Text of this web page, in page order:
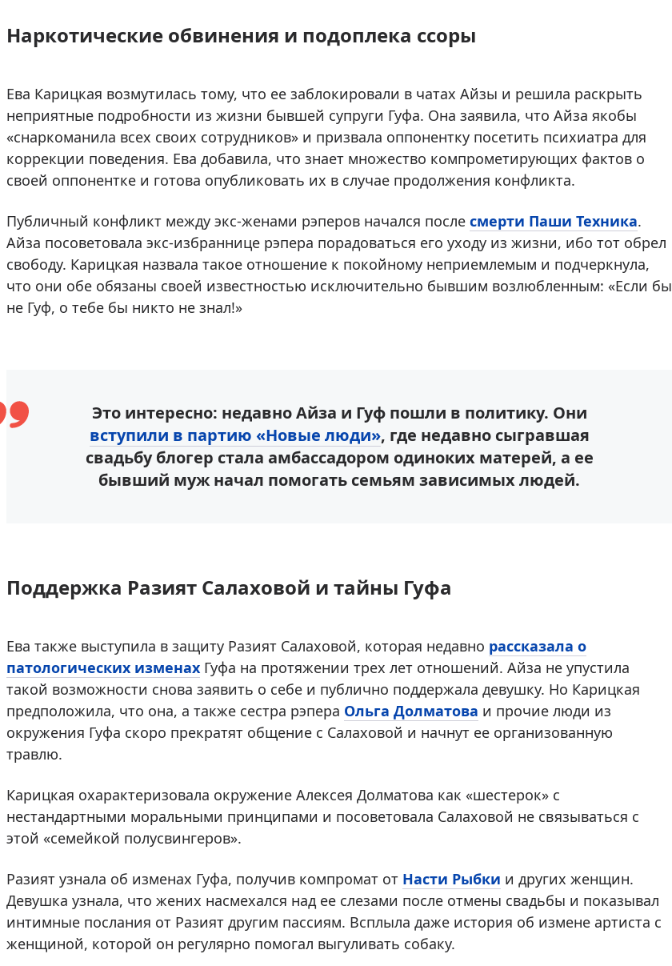
Наркотические обвинения и подоплека ссоры
Ева Карицкая возмутилась тому, что ее заблокировали в чатах Айзы и решила раскрыть
неприятные подробности из жизни бывшей супруги Гуфа. Она заявила, что Айза якобы
«снаркоманила всех своих сотрудников» и призвала оппонентку посетить психиатра для
коррекции поведения. Ева добавила, что знает множество компрометирующих фактов о
своей оппонентке и готова опубликовать их в случае продолжения конфликта.
Публичный конфликт между экс-женами рэперов начался после смерти Паши Техника.
Айза посоветовала экс-избраннице рэпера порадоваться его уходу из жизни, ибо тот обрел
свободу. Карицкая назвала такое отношение к покойному неприемлемым и подчеркнула,
что они обе обязаны своей известностью исключительно бывшим возлюбленным: «Если бы
не Гуф, о тебе бы никто не знал!»
Это интересно: недавно Айза и Гуф пошли в политику. Они
вступили в партию «Новые люди», где недавно сыгравшая
свадьбу блогер стала амбассадором одиноких матерей, а ее
бывший муж начал помогать семьям зависимых людей.
Поддержка Разият Салаховой и тайны Гуфа
Ева также выступила в защиту Разият Салаховой, которая недавно рассказала о
патологических изменах Гуфа на протяжении трех лет отношений. Айза не упустила
такой возможности снова заявить о себе и публично поддержала девушку. Но Карицкая
предположила, что она, а также сестра рэпера Ольга Долматова и прочие люди из
окружения Гуфа скоро прекратят общение с Салаховой и начнут ее организованную
травлю.
Карицкая охарактеризовала окружение Алексея Долматова как «шестерок» с
нестандартными моральными принципами и посоветовала Салаховой не связываться с
этой «семейкой полусвингеров».
Разият узнала об изменах Гуфа, получив компромат от Насти Рыбки и других женщин.
Девушка узнала, что жених насмехался над ее слезами после отмены свадьбы и показывал
интимные послания от Разият другим пассиям. Всплыла даже история об измене артиста с
женщиной, которой он регулярно помогал выгуливать собаку.